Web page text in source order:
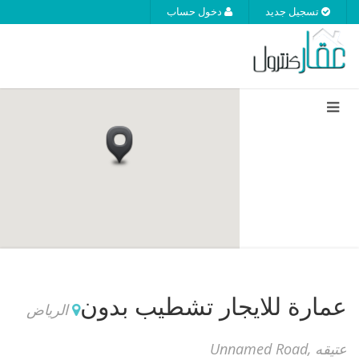
دخول حساب تسجيل جديد
عمارة للايجارتشطيب بدون الرياض
عتيقه ,Unnamed Road